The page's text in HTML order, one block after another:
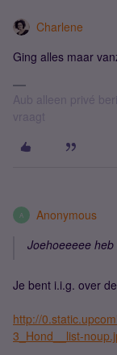
Charlene
Ging alles maar
Aub alleen privé
vraagt
A Anonymous
Joehoeeeee
Je bent i.i.g. over
http://
3_Hond__list-